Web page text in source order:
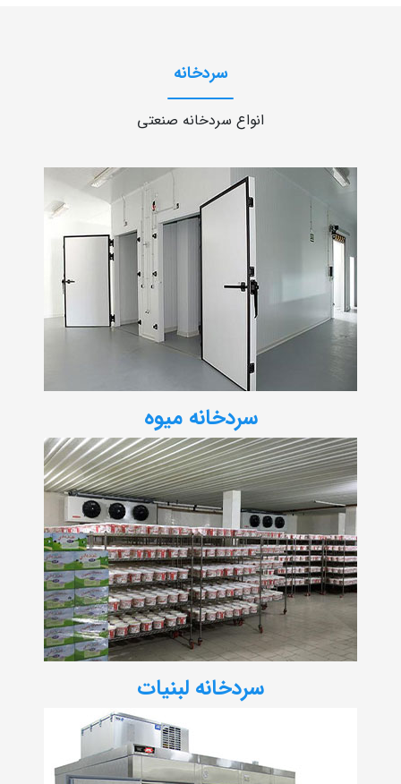
سردخانه
انواع سردخانه صنعتی
سردخانه میوه
سردخانه لبنیات